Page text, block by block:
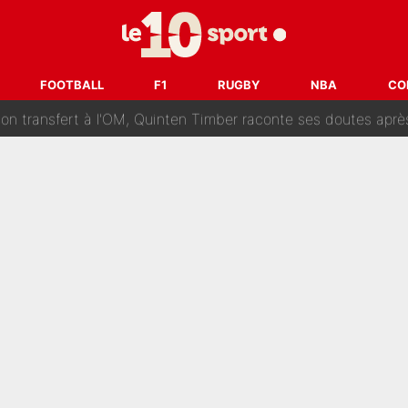
FOOTBALL F1 RUGBY NBA
un très gros contrat : Une marque «inattendue» va
: Le FC Barcelone prend la parole alors qu'un transfert
transfert à l'OM, Quinten Timber raconte ses doutes